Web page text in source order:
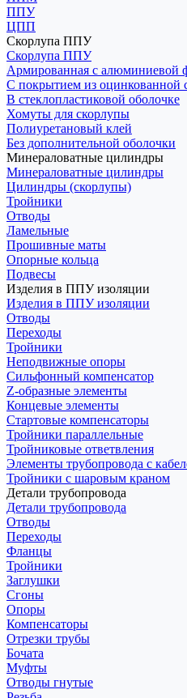
ППУ
ЦПП
Скорлупа ППУ
Скорлупа ППУ
Армированная с алюминиевой
С покрытием из оцинкованной
В стеклопластиковой оболочке
Хомуты для скорлупы
Полиуретановый клей
Без дополнительной оболочки
Минераловатные цилиндры
Минераловатные цилиндры
Цилиндры (скорлупы)
Тройники
Отводы
Ламельные
Прошивные маты
Опорные кольца
Подвесы
Изделия в ППУ изоляции
Изделия в ППУ изоляции
Отводы
Переходы
Тройники
Неподвижные опоры
Cильфонный компенсатор
Z-образные элементы
Концевые элементы
Стартовые компенсаторы
Тройники параллельные
Тройниковые ответвления
Элементы трубопровода с
Тройники с шаровым краном
Детали трубопровода
Детали трубопровода
Отводы
Переходы
Фланцы
Тройники
Заглушки
Сгоны
Опоры
Компенсаторы
Отрезки трубы
Бочата
Муфты
Отводы гнутые